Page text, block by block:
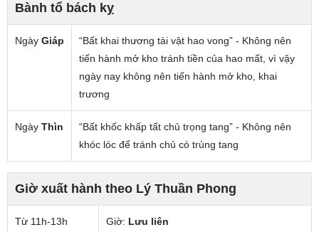
Bành tổ bách kỵ
Ngày Giáp
“Bất khai thương tài vật hao vong” - Không nên
tiến hành mở kho tránh tiền của hao mất, vì vậy
ngày nay không nên tiến hành mở kho, khai
trương
Ngày Thìn
“Bất khốc khấp tất chủ trọng tang” - Không nên
khóc lóc để tránh chủ có trùng tang
Giờ xuất hành theo Lý Thuần Phong
Từ 11h-13h
Giờ: Lưu liên